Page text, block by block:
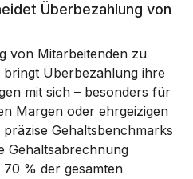
Überbezahlung von
von Mitarbeitenden zu
Überbezahlung ihre
mit sich – besonders für
Margen oder ehrgeizigen
Gehaltsbenchmarks
Gehaltsabrechnung
% der gesamten